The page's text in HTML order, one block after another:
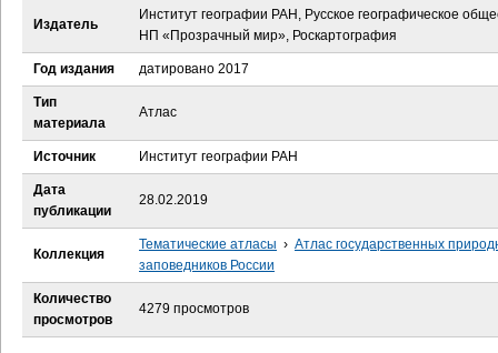
д
е
с
ь
Издатель
Институт географии РАН, Русское географическое
НП «Прозрачный мир», Роскартография
Год издания датировано 2017
Тип
материала
Атлас
Источник Институт географии РАН
Дата
публикации
28.02.2019
Коллекция
Тематические атласы › Атлас государственных
заповедников России
Количество
просмотров
4279 просмотров